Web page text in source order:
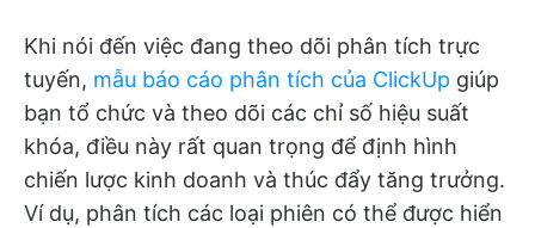
Khi nói đến việc đang theo dõi phân tích trực
tuyến, mẫu báo cáo phân tích của ClickUp giúp
bạn tổ chức và theo dõi các chỉ số hiệu suất
khóa, điều này rất quan trọng để định hình
chiến lược kinh doanh và thúc đẩy tăng trưởng.
Ví dụ, phân tích các loại phiên có thể được hiển